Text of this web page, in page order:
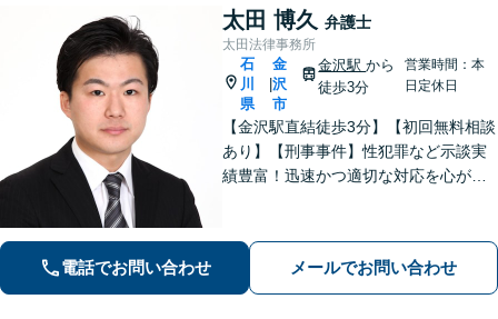
太田 博久 弁護士
太田法律事務所
石
川
県
金
沢
市
金沢駅から
徒歩3分
営業時間：本
日定休日
【金沢駅直結徒歩3分】【初回無料相談
あり】【刑事事件】性犯罪など示談実
績豊富！迅速かつ適切な対応を心がけ
対応で、適切な解決へと導きます。
電話でお問い合わせ メールでお問い合わせ